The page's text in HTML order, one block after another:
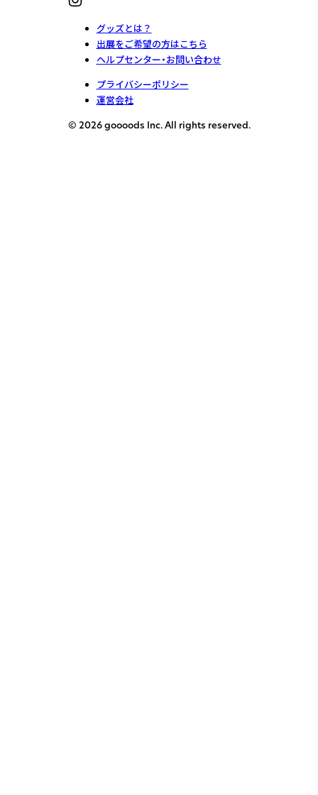
グッズとは？
出展をご希望の方はこちら
ヘルプセンター・お問い合わせ
プライバシーポリシー
運営会社
© 2026 goooods Inc. All rights reserved.